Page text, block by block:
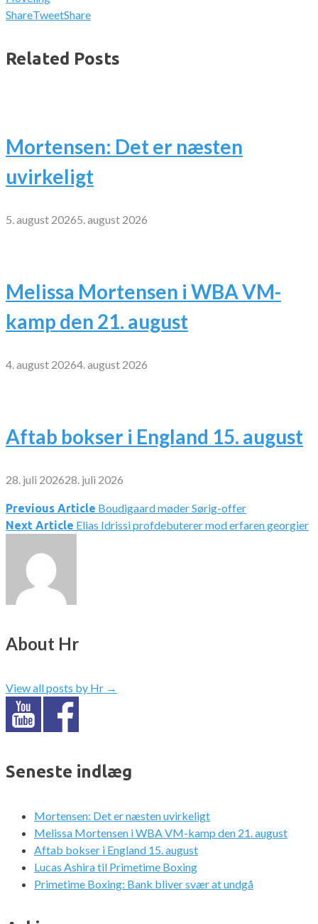
ShareTweetShare
Related Posts
Mortensen: Det er næsten
uvirkeligt
5. august 20265. august 2026
Melissa Mortensen i WBA VM-
kamp den 21. august
4. august 20264. august 2026
Aftab bokser i England 15. august
28. juli 202628. juli 2026
Indlægsnavigation
Previous Article Boudigaard møder Sørig-offer
Next Article Elias Idrissi profdebuterer mod erfaren georgier
About Hr
View all posts by Hr →
Seneste indlæg
Mortensen: Det er næsten uvirkeligt
Melissa Mortensen i WBA VM-kamp den 21. august
Aftab bokser i England 15. august
Lucas Ashira til Primetime Boxing
Primetime Boxing: Bank bliver svær at undgå